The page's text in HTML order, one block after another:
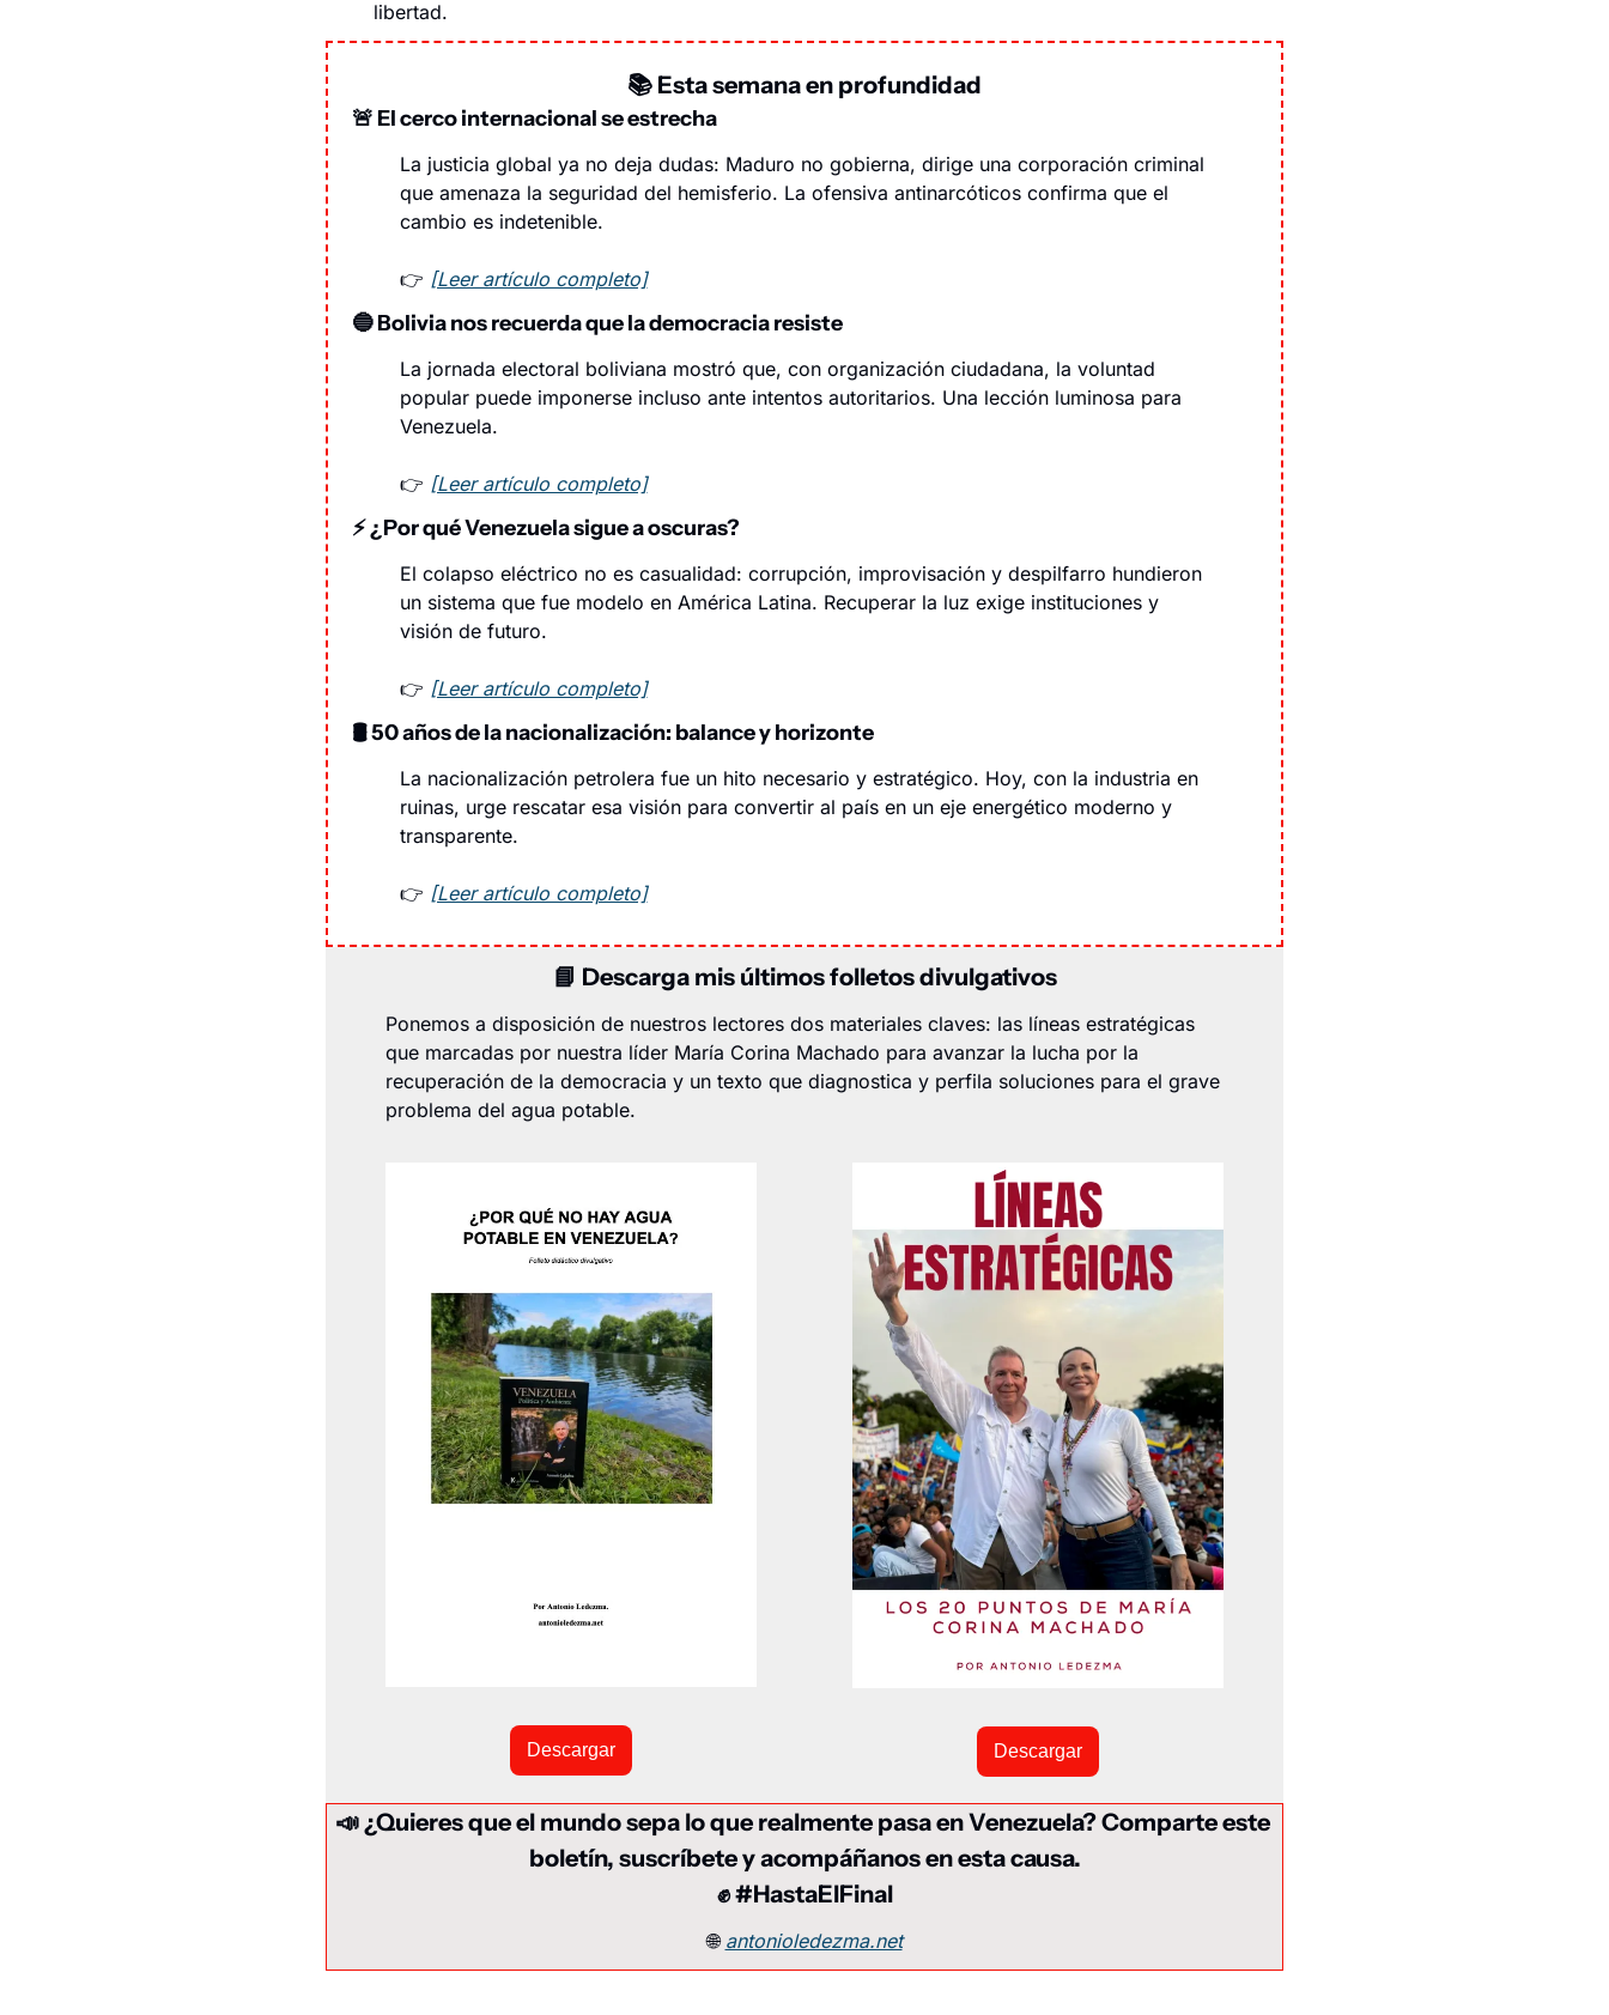
libertad.
📚 Esta semana en profundidad
🚨El cerco internacional se estrecha
La justicia global ya no deja dudas: Maduro no gobierna, dirige una corporación criminal
que amenaza la seguridad del hemisferio. La ofensiva antinarcóticos confirma que el
cambio es indetenible.
👉 [Leer artículo completo]
🔵Bolivia nos recuerda que la democracia resiste
La jornada electoral boliviana mostró que, con organización ciudadana, la voluntad
popular puede imponerse incluso ante intentos autoritarios. Una lección luminosa para
Venezuela.
👉 [Leer artículo completo]
⚡ ¿Por qué Venezuela sigue a oscuras?
El colapso eléctrico no es casualidad: corrupción, improvisación y despilfarro hundieron
un sistema que fue modelo en América Latina. Recuperar la luz exige instituciones y
visión de futuro.
👉 [Leer artículo completo]
🛢️ 50 años de la nacionalización: balance y horizonte
La nacionalización petrolera fue un hito necesario y estratégico. Hoy, con la industria en
ruinas, urge rescatar esa visión para convertir al país en un eje energético moderno y
transparente.
👉 [Leer artículo completo]
📘 Descarga mis últimos folletos divulgativos
Ponemos a disposición de nuestros lectores dos materiales claves: las líneas estratégicas
que marcadas por nuestra líder María Corina Machado para avanzar la lucha por la
recuperación de la democracia y un texto que diagnostica y perfila soluciones para el grave
problema del agua potable.
Descargar Descargar
📣 ¿Quieres que el mundo sepa lo que realmente pasa en Venezuela? Comparte este
boletín, suscríbete y acompáñanos en esta causa.
✊ #HastaElFinal
🌐 antonioledezma.net